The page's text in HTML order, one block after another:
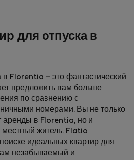
для отпуска в
в Florentia – это фантастический
предложить вам больше
по сравнению с
номерами. Вы не только
аренды в Florentia, но и
местный житель. Flatio
идеальных квартир для
незабываемый и